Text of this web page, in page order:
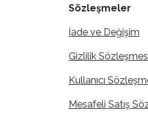
Sözleşmeler
İade ve Değişim
Gizlilik
Kullanıcı
Mesafeli Satış